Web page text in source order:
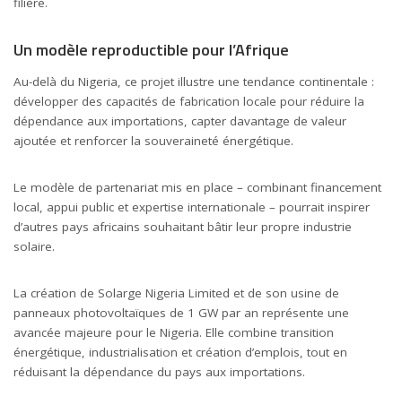
Un modèle reproductible pour l’Afrique
Au-delà du Nigeria, ce projet illustre une tendance continentale :
développer des capacités de fabrication locale pour réduire la
dépendance aux importations, capter davantage de valeur
ajoutée et renforcer la souveraineté énergétique.
Le modèle de partenariat mis en place – combinant financement
local, appui public et expertise internationale – pourrait inspirer
d’autres pays africains souhaitant bâtir leur propre industrie
solaire.
La création de Solarge Nigeria Limited et de son usine de
panneaux photovoltaïques de 1 GW par an représente une
avancée majeure pour le Nigeria. Elle combine transition
énergétique, industrialisation et création d’emplois, tout en
réduisant la dépendance du pays aux importations.